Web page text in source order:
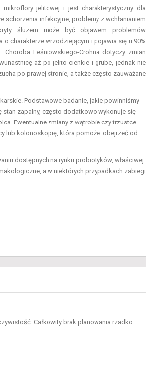
jelitowej i jest charakterystyczny dla
infekcyjne, problemy z wchłanianiem
śluzem może być objawem problemów
charakterze wrzodziejącym i pojawia się u 90%
Leśniowskiego-Crohna dotyczy zmian
aż po jelito cienkie i grube, jednak nie
po prawej stronie, a także często zauważane
Podstawowe badanie, jakie powinniśmy
zapalny, często dodatkowo wykonuje się
Ewentualne zmiany z wątrobie czy trzustce
lub kolonoskopię, która pomoże obejrzeć od
dostępnych na rynku probiotyków, właściwej
a w niektórych przypadkach zabiegi
Całkowity brak planowania rzadko